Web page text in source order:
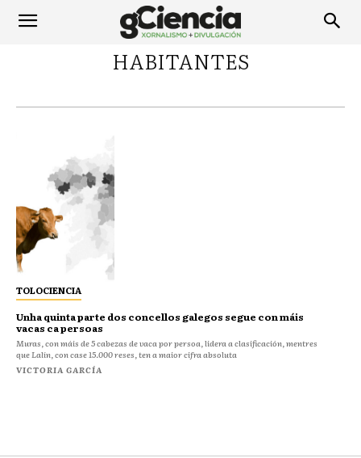
HABITANTES
TOLOCIENCIA
Unha quinta parte dos concellos galegos segue con máis
vacas ca persoas
Muras, con máis de 5 cabezas de vaca por persoa, lidera a clasificación, mentres
que Lalín, con case 15.000 reses, ten a maior cifra absoluta
VICTORIA GARCÍA